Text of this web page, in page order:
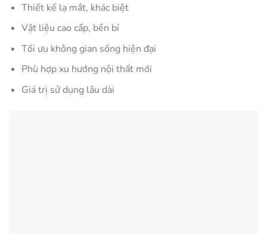
Thiết kế lạ mắt, khác biệt
Vật liệu cao cấp, bền bỉ
Tối ưu không gian sống hiện đại
Phù hợp xu hướng nội thất mới
Giá trị sử dụng lâu dài